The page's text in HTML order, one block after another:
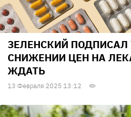
ЗЕЛЕНСКИЙ ПОДПИСАЛ
СНИЖЕНИИ ЦЕН НА
ЖДАТЬ
13 Февраля 2025 13:12